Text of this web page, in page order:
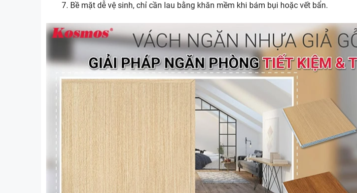
Bề mặt dễ vệ sinh, chỉ cần lau bằng khăn mềm khi bám bụi hoặc vết bẩn.